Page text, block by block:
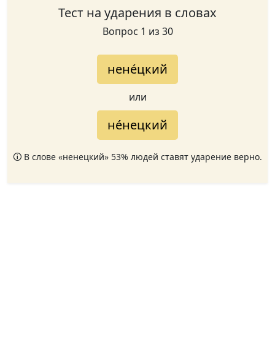
Тест на ударения в словах
Вопрос 1 из 30
нене́цкий
или
не́нецкий
🛈 В слове «ненецкий» 53% людей ставят ударение верно.